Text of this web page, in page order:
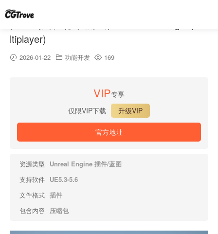
ltiplayer)
2026-01-22 功能开发 169
VIP专享
仅限VIP下载
升级VIP
官方地址
资源类型
Unreal Engine 插件/蓝图
支持软件 UE5.3-5.6
文件格式 插件
包含内容
压缩包